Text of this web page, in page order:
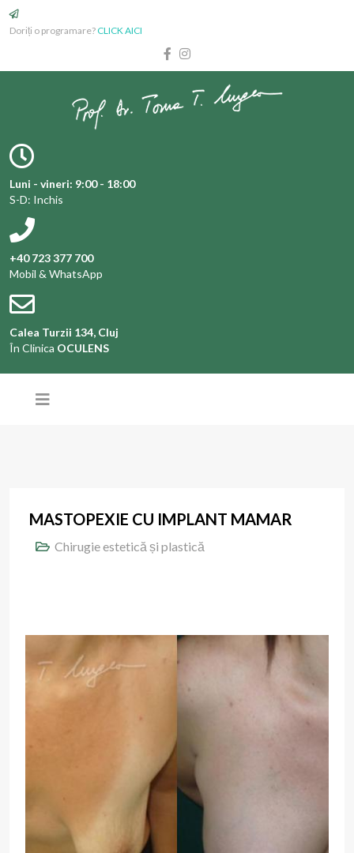
Doriți o programare? CLICK AICI
Luni - vineri: 9:00 - 18:00
S-D: Inchis
+40 723 377 700
Mobil & WhatsApp
Calea Turzii 134, Cluj
În Clinica OCULENS
MASTOPEXIE CU IMPLANT MAMAR
Chirugie estetică și plastică